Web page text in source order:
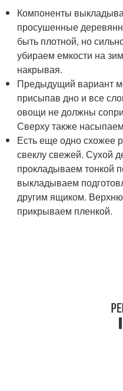
Компоненты
просушенные
быть плотной, но
убираем емкости на
накрывая.
Предыдущий вариант
присыпав дно и все
овощи не должны
Сверху также
Есть еще одно схожее
свеклу свежей. Сухой
прокладываем тонкой
выкладываем
другим ящиком.
прикрываем пленкой.